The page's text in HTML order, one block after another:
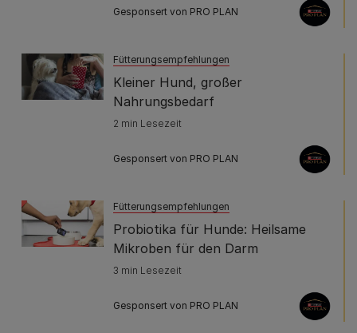
Gesponsert von PRO PLAN
Fütterungsempfehlungen
Kleiner Hund, großer
Nahrungsbedarf
2 min Lesezeit
Gesponsert von PRO PLAN
Fütterungsempfehlungen
Probiotika für Hunde: Heilsame
Mikroben für den Darm
3 min Lesezeit
Gesponsert von PRO PLAN